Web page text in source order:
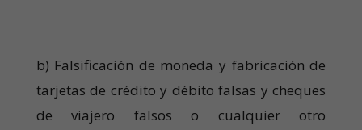
b) Falsificación de moneda y fabricación de
tarjetas de crédito y débito falsas y cheques
de viajero falsos o cualquier otro